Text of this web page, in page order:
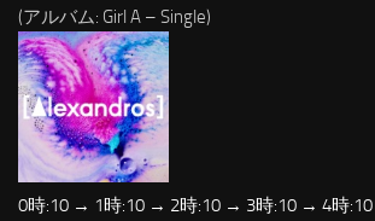
(アルバム: Girl A – Single)
0時:10 → 1時:10 → 2時:10 → 3時:10 → 4時